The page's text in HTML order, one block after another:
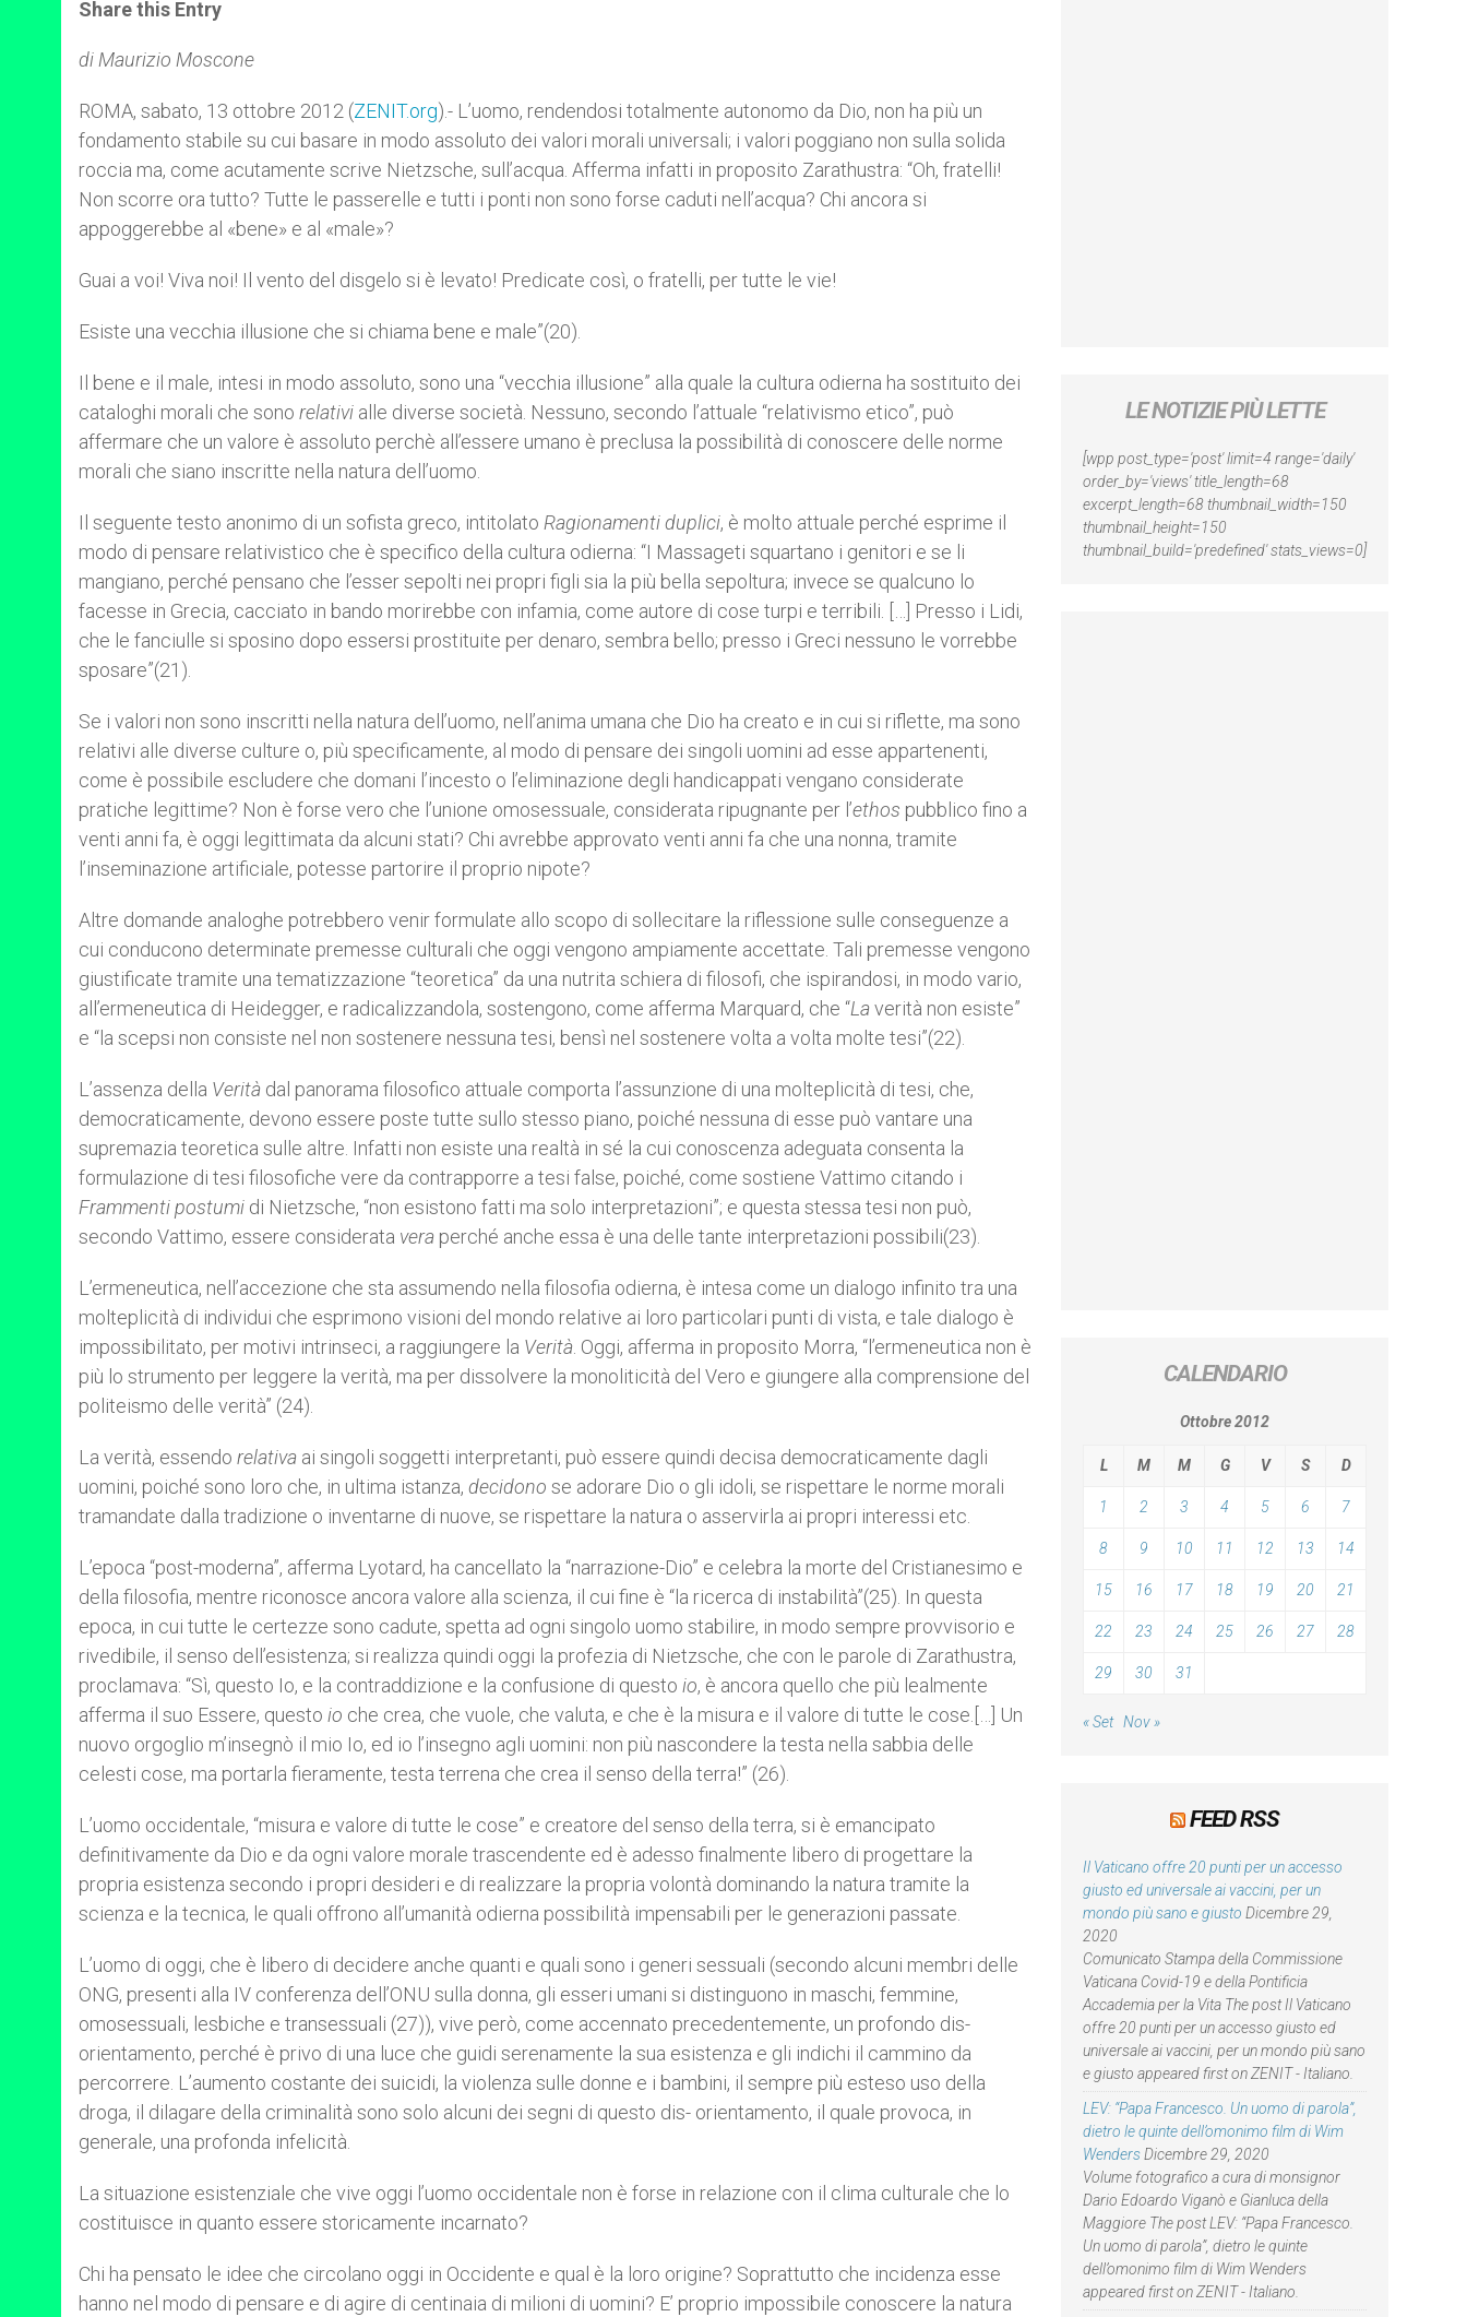
s
p
p
e
g
e
b
o
k
r
Share this Entry
di Maurizio Moscone
ROMA, sabato, 13 ottobre 2012 (ZENIT.org).- L’uomo, rendendosi totalmente autonomo da Dio, non ha più un
fondamento stabile su cui basare in modo assoluto dei valori morali universali; i valori poggiano non sulla solida
roccia ma, come acutamente scrive Nietzsche, sull’acqua. Afferma infatti in proposito Zarathustra: “Oh, fratelli!
Non scorre ora tutto? Tutte le passerelle e tutti i ponti non sono forse caduti nell’acqua? Chi ancora si
appoggerebbe al «bene» e al «male»?
Guai a voi! Viva noi! Il vento del disgelo si è levato! Predicate così, o fratelli, per tutte le vie!
Esiste una vecchia illusione che si chiama bene e male”(20).
Il bene e il male, intesi in modo assoluto, sono una “vecchia illusione” alla quale la cultura odierna ha sostituito dei
cataloghi morali che sono relativi alle diverse società. Nessuno, secondo l’attuale “relativismo etico”, può
affermare che un valore è assoluto perchè all’essere umano è preclusa la possibilità di conoscere delle norme
morali che siano inscritte nella natura dell’uomo.
Il seguente testo anonimo di un sofista greco, intitolato Ragionamenti duplici, è molto attuale perché esprime il
modo di pensare relativistico che è specifico della cultura odierna: “I Massageti squartano i genitori e se li
mangiano, perché pensano che l’esser sepolti nei propri figli sia la più bella sepoltura; invece se qualcuno lo
facesse in Grecia, cacciato in bando morirebbe con infamia, come autore di cose turpi e terribili. […] Presso i Lidi,
che le fanciulle si sposino dopo essersi prostituite per denaro, sembra bello; presso i Greci nessuno le vorrebbe
sposare”(21).
Se i valori non sono inscritti nella natura dell’uomo, nell’anima umana che Dio ha creato e in cui si riflette, ma sono
relativi alle diverse culture o, più specificamente, al modo di pensare dei singoli uomini ad esse appartenenti,
come è possibile escludere che domani l’incesto o l’eliminazione degli handicappati vengano considerate
pratiche legittime? Non è forse vero che l’unione omosessuale, considerata ripugnante per l’ethos pubblico fino a
venti anni fa, è oggi legittimata da alcuni stati? Chi avrebbe approvato venti anni fa che una nonna, tramite
l’inseminazione artificiale, potesse partorire il proprio nipote?
Altre domande analoghe potrebbero venir formulate allo scopo di sollecitare la riflessione sulle conseguenze a
cui conducono determinate premesse culturali che oggi vengono ampiamente accettate. Tali premesse vengono
giustificate tramite una tematizzazione “teoretica” da una nutrita schiera di filosofi, che ispirandosi, in modo vario,
all’ermeneutica di Heidegger, e radicalizzandola, sostengono, come afferma Marquard, che “Laverità non esiste”
e “la scepsi non consiste nel non sostenere nessuna tesi, bensì nel sostenere volta a volta molte tesi”(22).
L’assenza della Verità dal panorama filosofico attuale comporta l’assunzione di una molteplicità di tesi, che,
democraticamente, devono essere poste tutte sullo stesso piano, poiché nessuna di esse può vantare una
supremazia teoretica sulle altre. Infatti non esiste una realtà in sé la cui conoscenza adeguata consenta la
formulazione di tesi filosofiche vere da contrapporre a tesi false, poiché, come sostiene Vattimo citando i
Frammenti postumi di Nietzsche, “non esistono fatti ma solo interpretazioni”; e questa stessa tesi non può,
secondo Vattimo, essere considerata vera perché anche essa è una delle tante interpretazioni possibili(23).
L’ermeneutica, nell’accezione che sta assumendo nella filosofia odierna, è intesa come un dialogo infinito tra una
molteplicità di individui che esprimono visioni del mondo relative ai loro particolari punti di vista, e tale dialogo è
impossibilitato, per motivi intrinseci, a raggiungere la Verità . Oggi, afferma in proposito Morra, “l’ermeneutica non è
più lo strumento per leggere la verità, ma per dissolvere la monoliticità del Vero e giungere alla comprensione del
politeismo delle verità” (24).
La verità, essendo relativa ai singoli soggetti interpretanti, può essere quindi decisa democraticamente dagli
uomini, poiché sono loro che, in ultima istanza, decidono se adorare Dio o gli idoli, se rispettare le norme morali
tramandate dalla tradizione o inventarne di nuove, se rispettare la natura o asservirla ai propri interessi etc.
L’epoca “post-moderna”, afferma Lyotard, ha cancellato la “narrazione-Dio” e celebra la morte del Cristianesimo e
della filosofia, mentre riconosce ancora valore alla scienza, il cui fine è “la ricerca di instabilità”(25). In questa
epoca, in cui tutte le certezze sono cadute, spetta ad ogni singolo uomo stabilire, in modo sempre provvisorio e
rivedibile, il senso dell’esistenza; si realizza quindi oggi la profezia di Nietzsche, che con le parole di Zarathustra,
proclamava: “Sì, questo Io, e la contraddizione e la confusione di questo io, è ancora quello che più lealmente
afferma il suo Essere, questo io che crea, che vuole, che valuta, e che è la misura e il valore di tutte le cose.[…] Un
nuovo orgoglio m’insegnò il mio Io, ed io l’insegno agli uomini: non più nascondere la testa nella sabbia delle
celesti cose, ma portarla fieramente, testa terrena che crea il senso della terra!” (26).
L’uomo occidentale, “misura e valore di tutte le cose” e creatore del senso della terra, si è emancipato
definitivamente da Dio e da ogni valore morale trascendente ed è adesso finalmente libero di progettare la
propria esistenza secondo i propri desideri e di realizzare la propria volontà dominando la natura tramite la
scienza e la tecnica, le quali offrono all’umanità odierna possibilità impensabili per le generazioni passate.
L’uomo di oggi, che è libero di decidere anche quanti e quali sono i generi sessuali (secondo alcuni membri delle
ONG, presenti alla IV conferenza dell’ONU sulla donna, gli esseri umani si distinguono in maschi, femmine,
omosessuali, lesbiche e transessuali (27)), vive però, come accennato precedentemente, un profondo dis-
orientamento, perché è privo di una luce che guidi serenamente la sua esistenza e gli indichi il cammino da
percorrere. L’aumento costante dei suicidi, la violenza sulle donne e i bambini, il sempre più esteso uso della
droga, il dilagare della criminalità sono solo alcuni dei segni di questo dis- orientamento, il quale provoca, in
generale, una profonda infelicità.
La situazione esistenziale che vive oggi l’uomo occidentale non è forse in relazione con il clima culturale che lo
costituisce in quanto essere storicamente incarnato?
Chi ha pensato le idee che circolano oggi in Occidente e qual è la loro origine? Soprattutto che incidenza esse
hanno nel modo di pensare e di agire di centinaia di milioni di uomini? E’ proprio impossibile conoscere la natura
LE NOTIZIE PIÙ LETTE
[wpp post_type='post' limit=4 range='daily'
order_by='views' title_length=68
excerpt_length=68 thumbnail_width=150
thumbnail_height=150
thumbnail_build='predefined' stats_views=0]
CALENDARIO
Ottobre 2012
L M M G V S D
1 2 3 4 5 6 7
8 9 10 11 12 13 14
15 16 17 18 19 20 21
22 23 24 25 26 27 28
29 30 31
« Set Nov »
FEED RSS
Il Vaticano offre 20 punti per un accesso
giusto ed universale ai vaccini, per un
mondo più sano e giusto Dicembre 29,
2020
Comunicato Stampa della Commissione
Vaticana Covid-19 e della Pontificia
Accademia per la Vita The post Il Vaticano
offre 20 punti per un accesso giusto ed
universale ai vaccini, per un mondo più sano
e giusto appeared first on ZENIT - Italiano.
LEV: “Papa Francesco. Un uomo di parola”,
dietro le quinte dell’omonimo film di Wim
WendersDicembre 29, 2020
Volume fotografico a cura di monsignor
Dario Edoardo Viganò e Gianluca della
Maggiore The post LEV: “Papa Francesco.
Un uomo di parola”, dietro le quinte
dell’omonimo film di Wim Wenders
appeared first on ZENIT - Italiano.